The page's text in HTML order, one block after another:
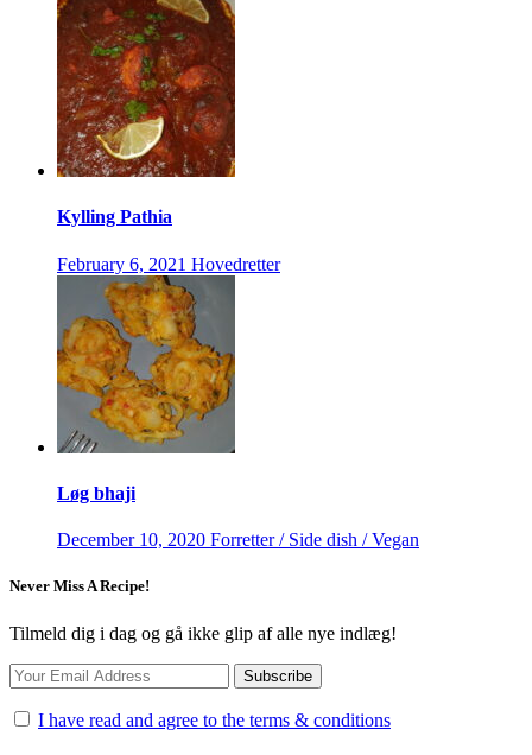
Kylling Pathia
February 6, 2021 Hovedretter
Løg bhaji
December 10, 2020 Forretter / Side dish / Vegan
Never Miss A Recipe!
Tilmeld dig i dag og gå ikke glip af alle nye indlæg!
I have read and agree to the terms & conditions